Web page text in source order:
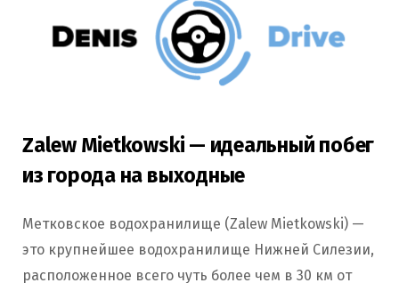
Zalew Mietkowski — идеальный побег
из города на выходные
Метковское водохранилище (Zalew Mietkowski) —
это крупнейшее водохранилище Нижней Силезии,
расположенное всего чуть более чем в 30 км от